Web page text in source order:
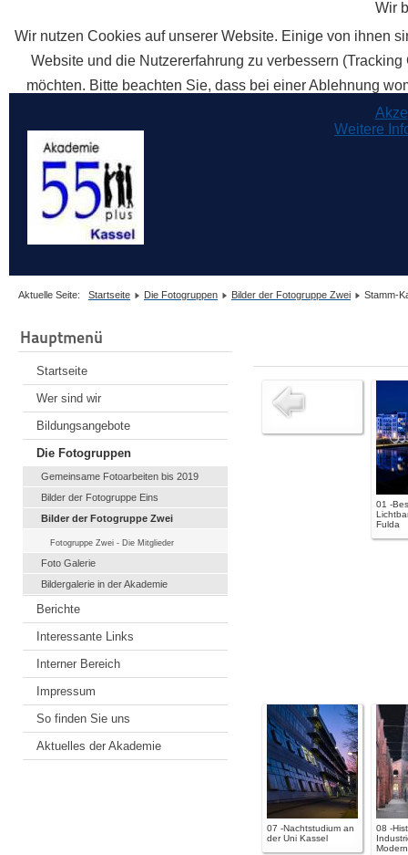
Aktuelle Seite: Startseite Die Fotogruppen Bilder der Fotogruppe Zwei Stamm-
Hauptmenü
Startseite
Wer sind wir
Bildungsangebote
Die Fotogruppen
Gemeinsame Fotoarbeiten bis 2019
Bilder der Fotogruppe Eins
Bilder der Fotogruppe Zwei
Fotogruppe Zwei - Die Mitglieder
Foto Galerie
Bildergalerie in der Akademie
Berichte
Interessante Links
Interner Bereich
Impressum
So finden Sie uns
Aktuelles der Akademie
01 -
Fulda
07 -Nachtstudium an
der Uni Kassel
08 -
Wir
Wir nutzen Cookies auf unserer Website. Einige von ihnen
Website und die Nutzererfahrung zu verbessern
möchten. Bitte beachten Sie, dass bei einer Ablehnung
Weitere